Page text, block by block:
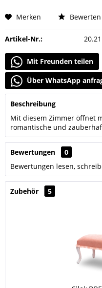
Merken Bewerten
Artikel-Nr.:
Mit Freunden teilen
Über WhatsApp
Beschreibung
Mit diesem Zimmer öffnet
romantische und
Bewertungen
0
Bewertungen lesen,
Zubehör 5